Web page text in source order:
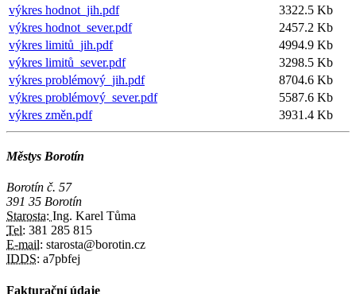
výkres hodnot_jih.pdf
3322.5 Kb
výkres hodnot_sever.pdf
2457.2 Kb
výkres limitů_jih.pdf
4994.9 Kb
výkres limitů_sever.pdf
3298.5 Kb
výkres problémový_jih.pdf
8704.6 Kb
výkres problémový_sever.pdf
5587.6 Kb
výkres změn.pdf
3931.4 Kb
Městys Borotín
Borotín č. 57
391 35 Borotín
Starosta: Ing. Karel Tůma
Tel: 381 285 815
E-mail: starosta@borotin.cz
IDDS: a7pbfej
Fakturační údaje